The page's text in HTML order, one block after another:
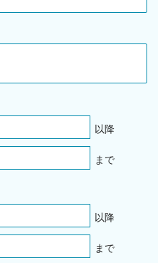
以降
まで
以降
まで